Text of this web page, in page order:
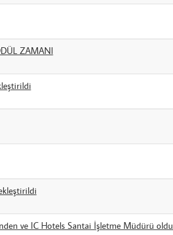
ZAMANI
ve IC Hotels Santai İşletme Müdürü oldu.